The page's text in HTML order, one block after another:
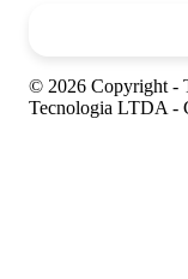
© 2026 Copyright -
Tecnologia LTDA -